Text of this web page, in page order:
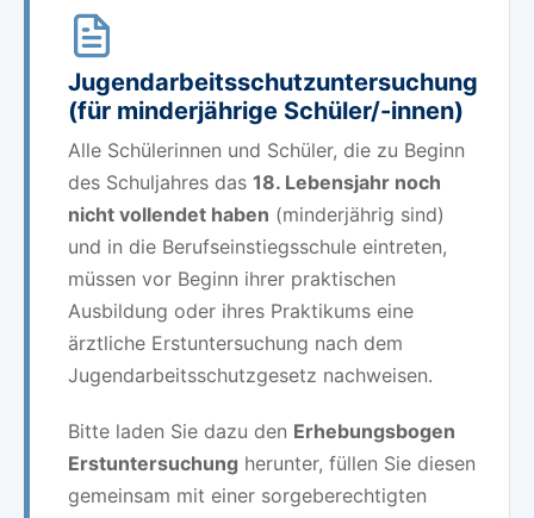
Jugendarbeitsschutzuntersuchung
(für minderjährige Schüler/-innen)
Alle Schülerinnen und Schüler, die zu Beginn
des Schuljahres das 18. Lebensjahr noch
nicht vollendet haben (minderjährig sind)
und in die Berufseinstiegsschule eintreten,
müssen vor Beginn ihrer praktischen
Ausbildung oder ihres Praktikums eine
ärztliche Erstuntersuchung nach dem
Jugendarbeitsschutzgesetz nachweisen.
Bitte laden Sie dazu den Erhebungsbogen
Erstuntersuchung herunter, füllen Sie diesen
gemeinsam mit einer sorgeberechtigten